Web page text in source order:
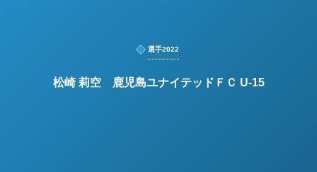
選手2022
松崎 莉空 鹿児島ユナイテッドＦＣ U-15